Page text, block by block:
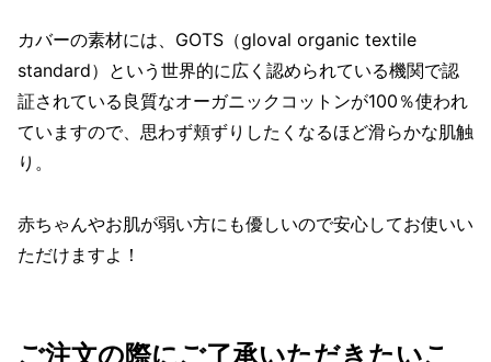
カバーの素材には、GOTS（gloval organic textile
standard）という世界的に広く認められている機関で認
証されている良質なオーガニックコットンが100％使われ
ていますので、思わず頬ずりしたくなるほど滑らかな肌触
り。
赤ちゃんやお肌が弱い方にも優しいので安心してお使いい
ただけますよ！
ご注文の際にご了承いただきたいこ